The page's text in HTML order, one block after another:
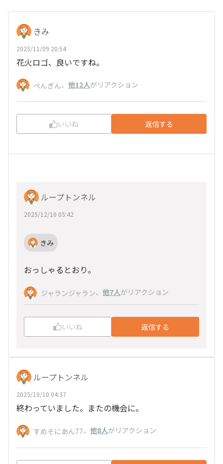
きみ
2025/11/09 20:54
花火ロゴ、良いですね。
ぺんぎん、 他12人がリアクション
いいね 返信する
ループトンネル
2025/12/10 05:42
きみ
おっしゃるとおり。
ジャランジャラン、 他7人がリアクション
いいね 返信する
ループトンネル
2025/10/10 04:37
終わっていました。またの機会に。
すめそにあん77、 他8人がリアクション